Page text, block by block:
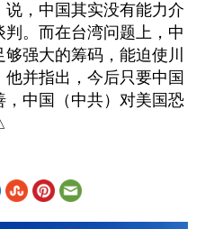
，中国其实没有能力介
。而在台湾问题上，中
强大的筹码，能迫使川
并指出，今后只要中国
中国（中共）对美国恐